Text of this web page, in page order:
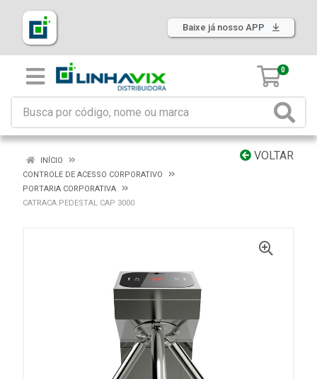
Baixe já nosso APP
0
VOLTAR
INÍCIO
CONTROLE DE ACESSO CORPORATIVO
PORTARIA CORPORATIVA
CATRACA PEDESTAL CAP 3000